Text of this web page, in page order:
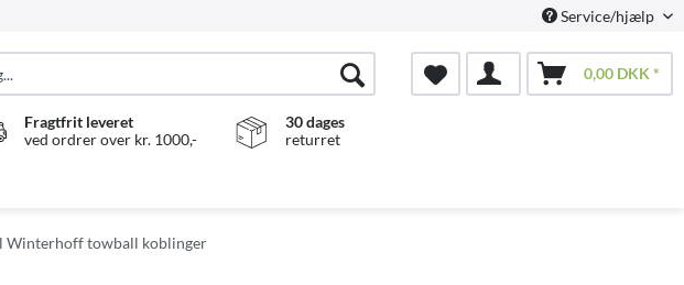
Service/hjælp
0,00 DKK *
Fragtfrit leveret
ved ordrer over kr. 1000,-
30 dages
returret
Winterhoff towball koblinger